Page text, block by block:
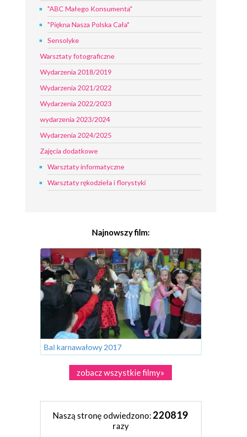
"ABC Małego Konsumenta"
"Piękna Nasza Polska Cała"
Sensolyke
Warsztaty fotograficzne
Wydarzenia 2018/2019
Wydarzenia 2021/2022
Wydarzenia 2022/2023
wydarzenia 2023/2024
Wydarzenia 2024/2025
Zajęcia dodatkowe
Warsztaty informatyczne
Warsztaty rękodzieła i florystyki
Najnowszy film:
Bal karnawałowy 2017
zobacz wszystkie filmy»
Naszą stronę odwiedzono: 220819
razy